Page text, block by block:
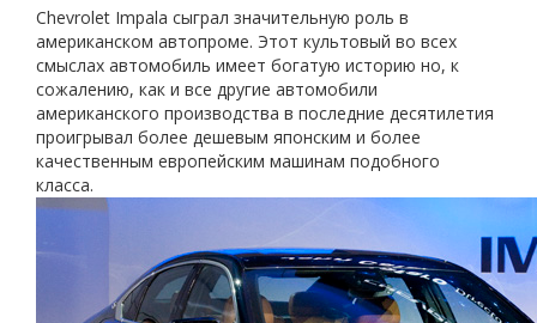
Chevrolet Impala сыграл значительную роль в
американском автопроме. Этот культовый во всех
смыслах автомобиль имеет богатую историю но, к
сожалению, как и все другие автомобили
американского производства в последние десятилетия
проигрывал более дешевым японским и более
качественным европейским машинам подобного
класса.